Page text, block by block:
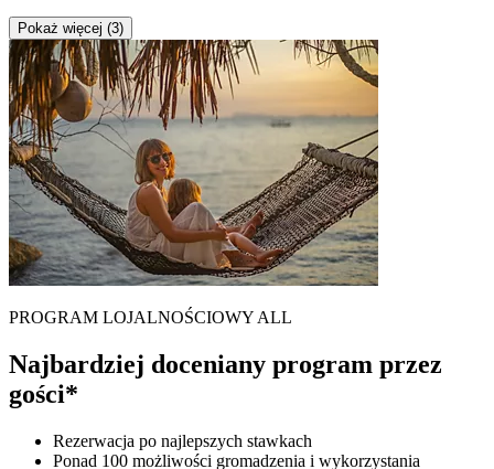
Pokaż więcej (3)
PROGRAM LOJALNOŚCIOWY ALL
Najbardziej doceniany program przez
gości*
Rezerwacja po najlepszych stawkach
Ponad 100 możliwości gromadzenia i wykorzystania